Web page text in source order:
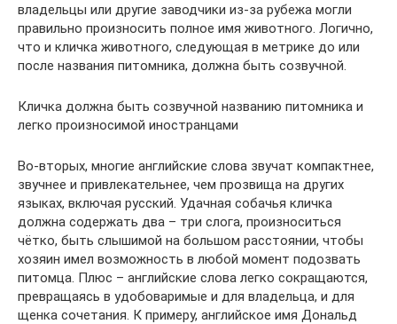
владельцы или другие заводчики из-за рубежа могли
правильно произносить полное имя животного. Логично,
что и кличка животного, следующая в метрике до или
после названия питомника, должна быть созвучной.
Кличка должна быть созвучной названию питомника и
легко произносимой иностранцами
Во-вторых, многие английские слова звучат компактнее,
звучнее и привлекательнее, чем прозвища на других
языках, включая русский. Удачная собачья кличка
должна содержать два – три слога, произноситься
чётко, быть слышимой на большом расстоянии, чтобы
хозяин имел возможность в любой момент подозвать
питомца. Плюс – английские слова легко сокращаются,
превращаясь в удобоваримые и для владельца, и для
щенка сочетания. К примеру, английское имя Дональд